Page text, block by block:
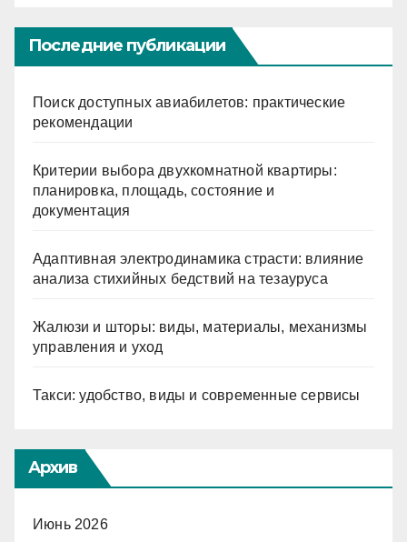
Последние публикации
Поиск доступных авиабилетов: практические
рекомендации
Критерии выбора двухкомнатной квартиры:
планировка, площадь, состояние и
документация
Адаптивная электродинамика страсти: влияние
анализа стихийных бедствий на тезауруса
Жалюзи и шторы: виды, материалы, механизмы
управления и уход
Такси: удобство, виды и современные сервисы
Архив
Июнь 2026